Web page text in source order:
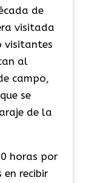
de
visitada
visitantes
al
campo,
se
de la
horas por
recibir